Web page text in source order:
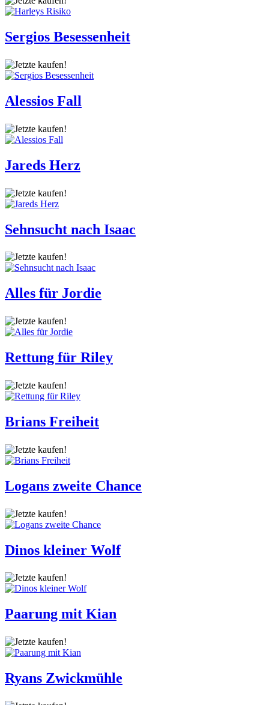
Sergios Besessenheit
Alessios Fall
Jareds Herz
Sehnsucht nach Isaac
Alles für Jordie
Rettung für Riley
Brians Freiheit
Logans zweite Chance
Dinos kleiner Wolf
Paarung mit Kian
Ryans Zwickmühle